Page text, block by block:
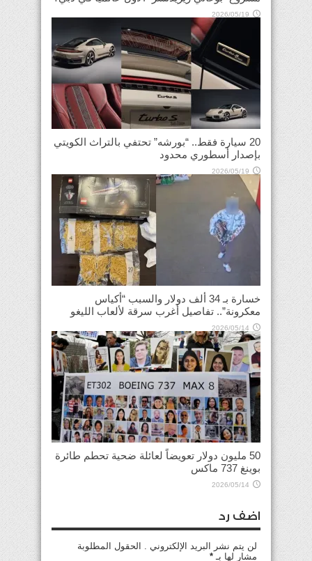
2026/05/19
20 سيارة فقط.. “بورشه” تحتفي بالتراث الكويتي
بإصدار أسطوري محدود
2026/05/19
خسارة بـ 34 ألف دولار والسبب “أكياس
معكرونة”.. تفاصيل أغرب سرقة لألعاب الليغو
2026/05/14
50 مليون دولار تعويضاً لعائلة ضحية تحطم طائرة
بوينغ 737 ماكس
2026/05/14
اضف رد
لن يتم نشر البريد الإلكتروني . الحقول المطلوبة
مشار لها بـ *